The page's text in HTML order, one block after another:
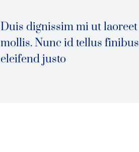
Duis dignissim mi ut laoreet
mollis. Nunc id tellus finibus
eleifend justo